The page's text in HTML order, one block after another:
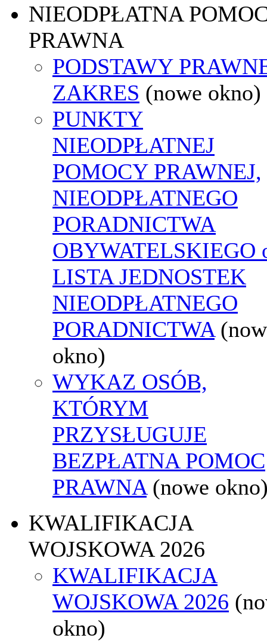
NIEODPŁATNA
PRAWNA
PODSTAWY
ZAKRES (nowe okno)
PUNKTY
NIEODPŁATNEJ
POMOCY PRAWNEJ,
NIEODPŁATNEGO
PORADNICTWA
OBYWATELSKIEGO
LISTA JEDNOSTEK
NIEODPŁATNEGO
PORADNICTWA
okno)
WYKAZ OSÓB,
KTÓRYM
PRZYSŁUGUJE
BEZPŁATNA POMOC
PRAWNA (nowe
KWALIFIKACJA
WOJSKOWA 2026
KWALIFIKACJA
WOJSKOWA 2026
okno)